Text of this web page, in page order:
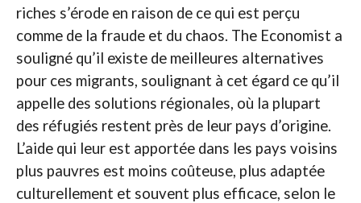
riches s’érode en raison de ce qui est perçu
comme de la fraude et du chaos. The Economist a
souligné qu’il existe de meilleures alternatives
pour ces migrants, soulignant à cet égard ce qu’il
appelle des solutions régionales, où la plupart
des réfugiés restent près de leur pays d’origine.
L’aide qui leur est apportée dans les pays voisins
plus pauvres est moins coûteuse, plus adaptée
culturellement et souvent plus efficace, selon le